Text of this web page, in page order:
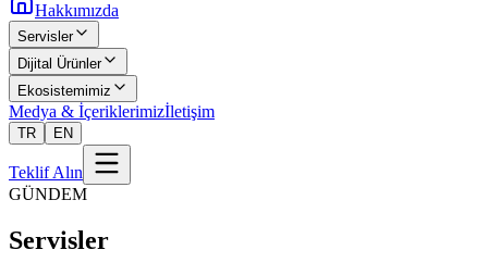
Hakkımızda
Servisler
Dijital Ürünler
Ekosistemimiz
Medya & İçeriklerimizİletişim
TR EN
Teklif Alın
GÜNDEM
Servisler